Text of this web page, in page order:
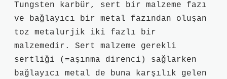
Tungsten karbür, sert bir malzeme fazı
ve bağlayıcı bir metal fazından oluşan
toz metalurjik iki fazlı bir
malzemedir. Sert malzeme gerekli
sertliği (=aşınma direnci) sağlarken
bağlayıcı metal de buna karşılık gelen